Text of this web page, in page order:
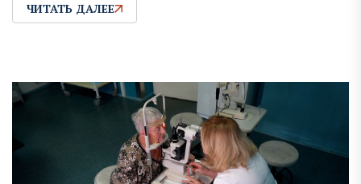
ЧИТАТЬ ДАЛЕЕ